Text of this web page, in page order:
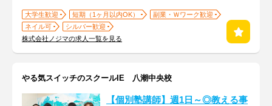
大学生歓迎 短期（1ヶ月以内OK）
副業・Ｗワーク歓迎
ネイル可
シルバー歓迎
株式会社ノジマの求人一覧を見る
やる気スイッチのスクールIE 八潮中央校
【個別塾講師】週1日～◎教える事